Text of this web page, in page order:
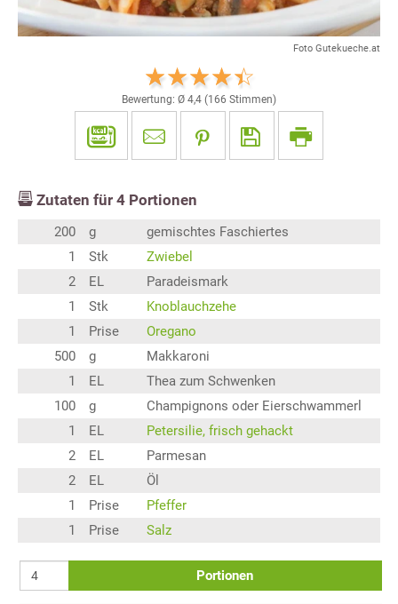
Foto Gutekueche.at
Bewertung: Ø 4,4 (166 Stimmen)
Zutaten für 4 Portionen
200 g
gemischtes Faschiertes
1
Stk
Zwiebel
2
EL
Paradeismark
1
Stk
Knoblauchzehe
1
Prise
Oregano
500
g
Makkaroni
1
EL
Thea zum Schwenken
100
g
Champignons oder Eierschwammerl
1
EL
Petersilie, frisch gehackt
2
EL
Parmesan
2
EL
Öl
1
Prise
Pfeffer
1
Prise Salz
Portionen